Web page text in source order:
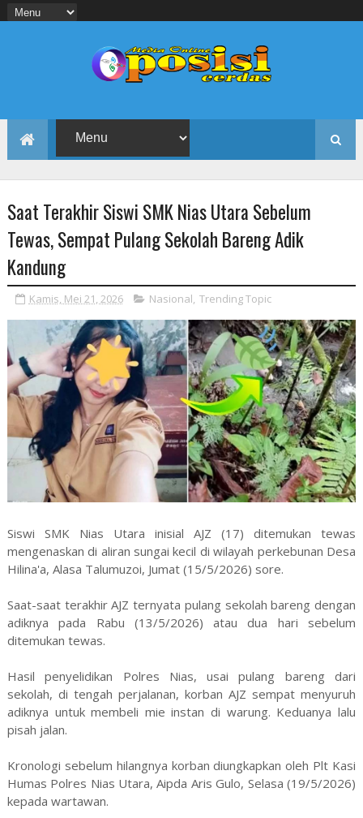
Saat Terakhir Siswi SMK Nias Utara Sebelum
Tewas, Sempat Pulang Sekolah Bareng Adik
Kandung
Kamis, Mei 21, 2026 Nasional, Trending Topic
Siswi SMK Nias Utara inisial AJZ (17) ditemukan tewas
mengenaskan di aliran sungai kecil di wilayah perkebunan Desa
Hilina'a, Alasa Talumuzoi, Jumat (15/5/2026) sore.
Saat-saat terakhir AJZ ternyata pulang sekolah bareng dengan
adiknya pada Rabu (13/5/2026) atau dua hari sebelum
ditemukan tewas.
Hasil penyelidikan Polres Nias, usai pulang bareng dari
sekolah, di tengah perjalanan, korban AJZ sempat menyuruh
adiknya untuk membeli mie instan di warung. Keduanya lalu
pisah jalan.
Kronologi sebelum hilangnya korban diungkapkan oleh Plt Kasi
Humas Polres Nias Utara, Aipda Aris Gulo, Selasa (19/5/2026)
kepada wartawan.